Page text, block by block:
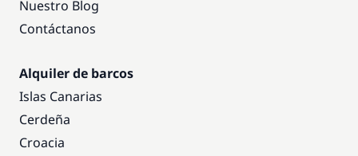
Nuestro Blog
Contáctanos
Alquiler de barcos
Islas Canarias
Cerdeña
Croacia